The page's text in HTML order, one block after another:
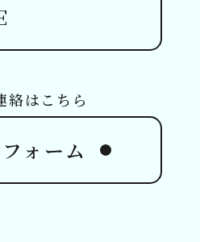
絡はこちら
ォーム